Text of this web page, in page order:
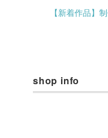
【新着作品】
shop info